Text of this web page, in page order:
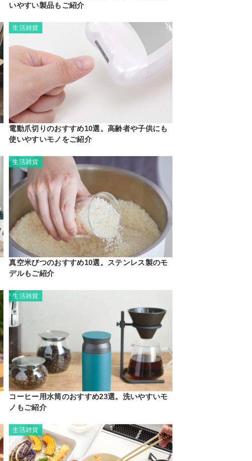
いやすい製品もご紹介
生活雑貨
電動爪切りのおすすめ10選。高齢者や子供にも
使いやすいモノをご紹介
生活雑貨
真空米びつのおすすめ10選。ステンレス製のモ
デルもご紹介
生活雑貨
コーヒー用水筒のおすすめ23選。洗いやすいモ
ノもご紹介
生活雑貨